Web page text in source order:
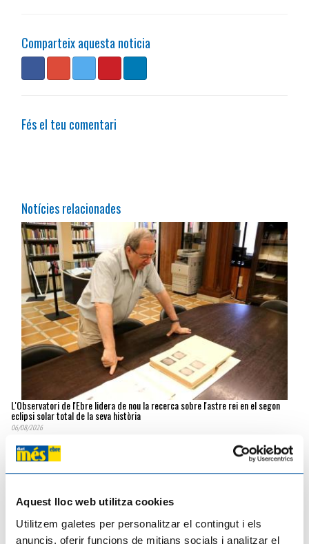
Aquest lloc web utilitza cookies
Utilitzem galetes per personalitzar el contingut i els
anuncis, oferir funcions de mitjans socials i analitzar el
Comparteix aquesta noticia
Fés el teu comentari
Notícies relacionades
L'Observatori de l'Ebre lidera de nou la recerca sobre l'astre rei en el segon
eclipsi solar total de la seva història
06/08/2026